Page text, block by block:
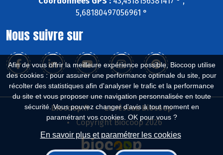
Afin de vous offrir la meilleure expérience possible, Biocoop utilise
des cookies : pour assurer une performance optimale du site, pour
récolter des statistiques afin d'analyser le trafic et la performance
du site et vous proposer une navigation personnalisée en toute
sécurité. Vous pouvez changer d'avis à tout moment en
paramétrant vos cookies. OK pour vous ?
En savoir plus et paramétrer les cookies
5,68180497056961 °
Nous suivre sur
Biocoop.fr
Le réseau Biocoop
Copyright Biocoop 2026